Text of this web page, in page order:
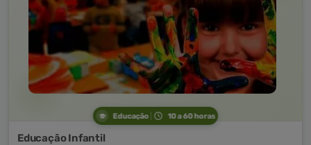
Educação 10 a 60 horas
Educação Infantil